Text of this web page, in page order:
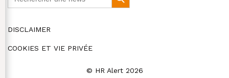
Button
DISCLAIMER
COOKIES ET VIE PRIVÉE
© HR Alert 2026